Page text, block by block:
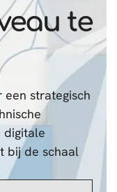
te
een strategisch
digitale
bij de schaal